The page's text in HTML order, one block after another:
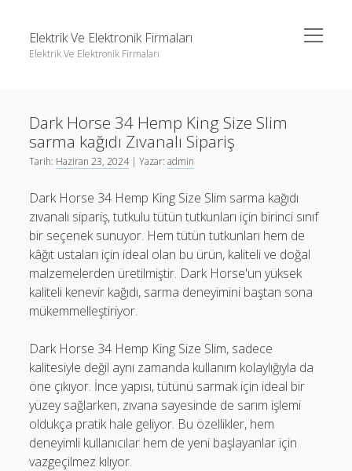
Elektrik Ve Elektronik Firmaları
Elektrik Ve Elektronik Firmaları
menüyü
aç
Instagram Beğeni Hilesi Bedava Şifresiz
Instagram Gizli Hesap Görme Forumu
Sayfa Listesi
Igtv Yorum Çoğaltma Ücretsiz
Instagram Gizli Hesap Görme Forumu
Liste
Sayfa Listesi
Dark Horse 34 Hemp King Size Slim
sarma kağıdı Zıvanalı Sipariş
Tarih: Haziran 23, 2024| Yazar:admin
Dark Horse 34 Hemp King Size Slim sarma kağıdı
zıvanalı sipariş, tutkulu tütün tutkunları için birinci sınıf
bir seçenek sunuyor. Hem tütün tutkunları hem de
kâğıt ustaları için ideal olan bu ürün, kaliteli ve doğal
malzemelerden üretilmiştir. Dark Horse'un yüksek
kaliteli kenevir kağıdı, sarma deneyimini baştan sona
mükemmelleştiriyor.
Dark Horse 34 Hemp King Size Slim, sadece
kalitesiyle değil aynı zamanda kullanım kolaylığıyla da
öne çıkıyor. İnce yapısı, tütünü sarmak için ideal bir
yüzey sağlarken, zıvana sayesinde de sarım işlemi
oldukça pratik hale geliyor. Bu özellikler, hem
deneyimli kullanıcılar hem de yeni başlayanlar için
vazgeçilmez kılıyor.